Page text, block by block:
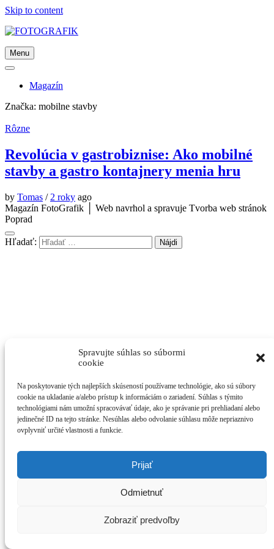
Spravujte súhlas so súbormi
cookie
Na poskytovanie tých najlepších skúseností používame technológie, ako sú súbory
cookie na ukladanie a/alebo prístup k informáciám o zariadení. Súhlas s týmito
technológiami nám umožní spracovávať údaje, ako je správanie pri prehliadaní alebo
jedinečné ID na tejto stránke. Nesúhlas alebo odvolanie súhlasu môže nepriaznivo
ovplyvniť určité vlastnosti a funkcie.
Prijať
Odmietnuť
Zobraziť predvoľby
Skip to content
Menu
Magazín
Značka: mobilne stavby
Rôzne
Revolúcia v gastrobiznise: Ako mobilné
stavby a gastro kontajnery menia hru
by Tomas / 2 roky ago
Magazín FotoGrafik │ Web navrhol a spravuje Tvorba web stránok
Poprad
Hľadať: